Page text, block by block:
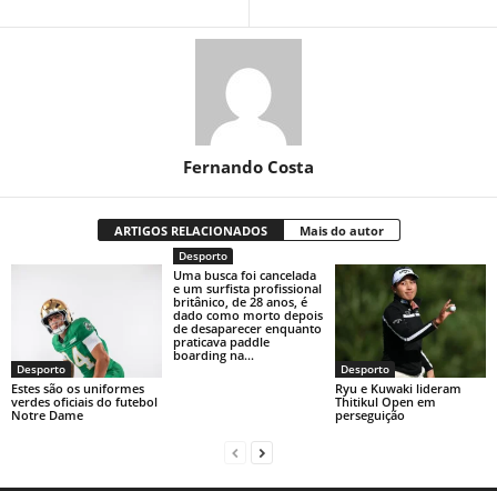
Fernando Costa
ARTIGOS RELACIONADOS Mais do autor
Desporto
Estes são os uniformes
verdes oficiais do futebol
Notre Dame
Desporto
Uma busca foi cancelada
e um surfista profissional
britânico, de 28 anos, é
dado como morto depois
de desaparecer enquanto
praticava paddle
boarding na...
Desporto
Ryu e Kuwaki lideram
Thitikul Open em
perseguição